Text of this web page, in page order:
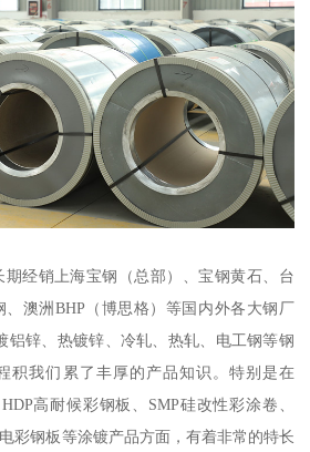
期经销上海宝钢（总部）、宝钢黄石、台
澳洲BHP（博思格）等国内外各大钢厂
铝锌、热镀锌、冷轧、热轧、电工钢等钢
积我们累了丰厚的产品知识。特别是在
高耐候彩钢板、SMP硅改性彩涂卷、
彩钢板等涂镀产品方面，有着非常的特长